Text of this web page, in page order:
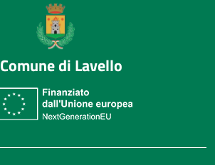
Comune di Lavello